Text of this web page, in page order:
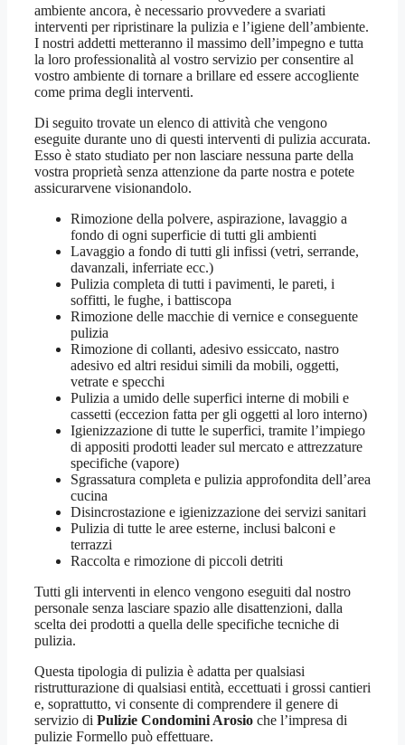
ambiente ancora, è necessario provvedere a svariati
interventi per ripristinare la pulizia e l’igiene dell’ambiente.
I nostri addetti metteranno il massimo dell’impegno e tutta
la loro professionalità al vostro servizio per consentire al
vostro ambiente di tornare a brillare ed essere accogliente
come prima degli interventi.
Di seguito trovate un elenco di attività che vengono
eseguite durante uno di questi interventi di pulizia accurata.
Esso è stato studiato per non lasciare nessuna parte della
vostra proprietà senza attenzione da parte nostra e potete
assicurarvene visionandolo.
Rimozione della polvere, aspirazione, lavaggio a
fondo di ogni superficie di tutti gli ambienti
Lavaggio a fondo di tutti gli infissi (vetri, serrande,
davanzali, inferriate ecc.)
Pulizia completa di tutti i pavimenti, le pareti, i
soffitti, le fughe, i battiscopa
Rimozione delle macchie di vernice e conseguente
pulizia
Rimozione di collanti, adesivo essiccato, nastro
adesivo ed altri residui simili da mobili, oggetti,
vetrate e specchi
Pulizia a umido delle superfici interne di mobili e
cassetti (eccezion fatta per gli oggetti al loro interno)
Igienizzazione di tutte le superfici, tramite l’impiego
di appositi prodotti leader sul mercato e attrezzature
specifiche (vapore)
Sgrassatura completa e pulizia approfondita dell’area
cucina
Disincrostazione e igienizzazione dei servizi sanitari
Pulizia di tutte le aree esterne, inclusi balconi e
terrazzi
Raccolta e rimozione di piccoli detriti
Tutti gli interventi in elenco vengono eseguiti dal nostro
personale senza lasciare spazio alle disattenzioni, dalla
scelta dei prodotti a quella delle specifiche tecniche di
pulizia.
Questa tipologia di pulizia è adatta per qualsiasi
ristrutturazione di qualsiasi entità, eccettuati i grossi cantieri
e, soprattutto, vi consente di comprendere il genere di
servizio di Pulizie Condomini Arosio che l’impresa di
pulizie Formello può effettuare.